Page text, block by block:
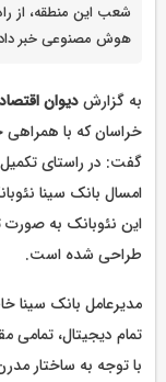
شعب این منطقه، از
هوش مصنوعی خبر
به گزارشدیوان
خراسان که با همراهی
گفت: در راستای تکمیل
امسال بانک سینا
این نئوبانک به
طراحی شده است.
مدیرعامل بانک سینا
تمام دیجیتال، تمامی
با توجه به ساختار